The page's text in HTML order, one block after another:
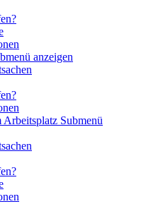
anzeigen
Arbeitsplatz Submenü